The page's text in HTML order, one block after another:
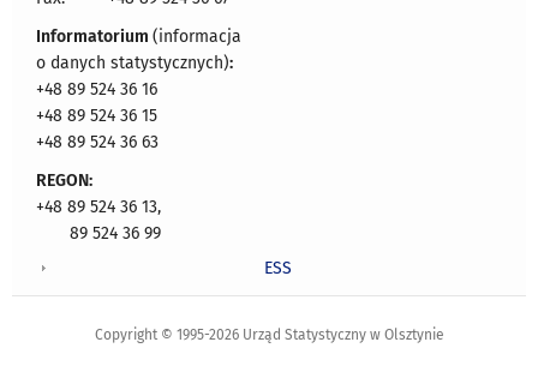
Informatorium (informacja
o danych statystycznych):
+48 89 524 36 16
+48 89 524 36 15
+48 89 524 36 63
REGON:
+48 89 524 36 13,
89 524 36 99
ESS
Copyright © 1995-2026 Urząd Statystyczny w Olsztynie